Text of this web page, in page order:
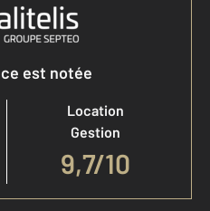
est notée
Location
Gestion
9,7/10